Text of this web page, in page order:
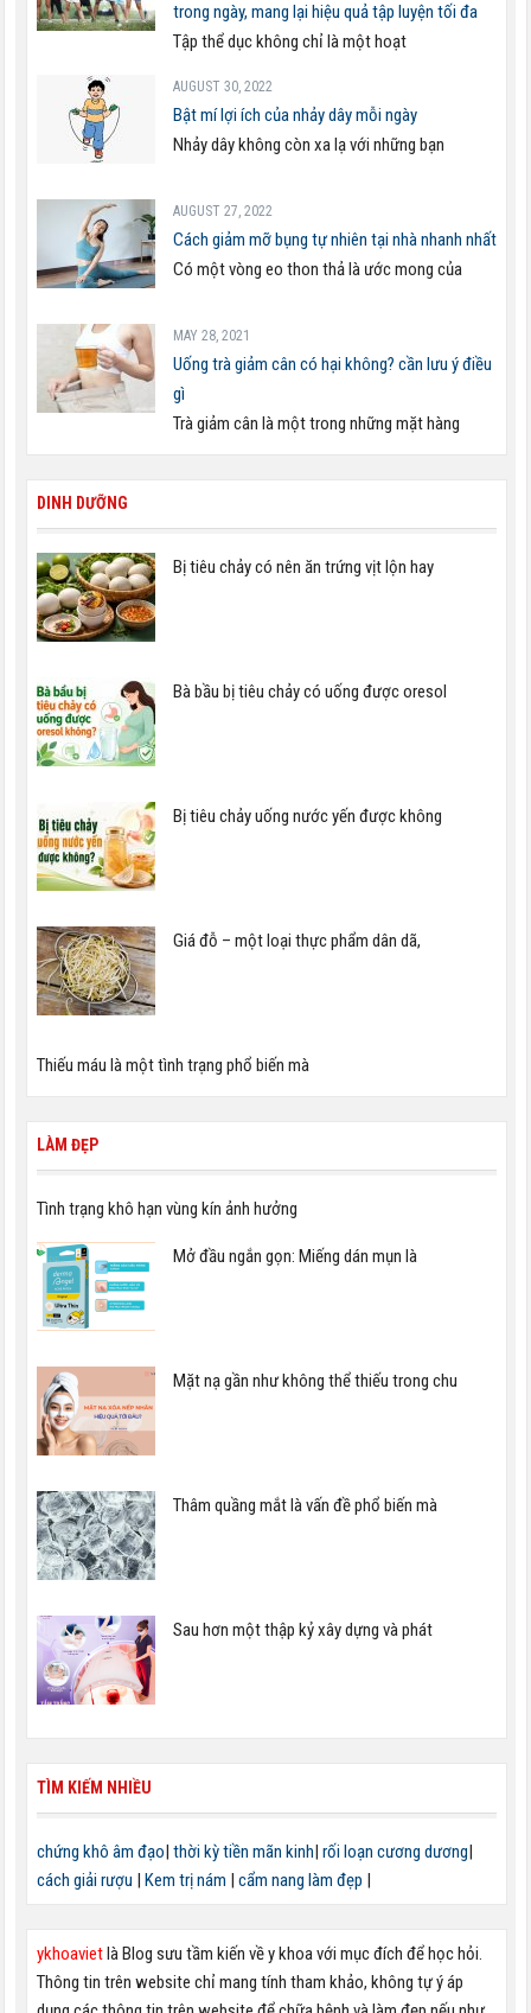
trong ngày, mang lại hiệu quả tập luyện tối đa
Tập thể dục không chỉ là một hoạt
AUGUST 30, 2022
Bật mí lợi ích của nhảy dây mỗi ngày
Nhảy dây không còn xa lạ với những bạn
AUGUST 27, 2022
Cách giảm mỡ bụng tự nhiên tại nhà nhanh nhất
Có một vòng eo thon thả là ước mong của
MAY 28, 2021
Uống trà giảm cân có hại không? cần lưu ý điều
gì
Trà giảm cân là một trong những mặt hàng
DINH DƯỠNG
Bị tiêu chảy có nên ăn trứng vịt lộn hay
Bà bầu bị tiêu chảy có uống được oresol
Bị tiêu chảy uống nước yến được không
Giá đỗ – một loại thực phẩm dân dã,
Thiếu máu là một tình trạng phổ biến mà
LÀM ĐẸP
Tình trạng khô hạn vùng kín ảnh hưởng
Mở đầu ngắn gọn: Miếng dán mụn là
Mặt nạ gần như không thể thiếu trong chu
Thâm quầng mắt là vấn đề phổ biến mà
Sau hơn một thập kỷ xây dựng và phát
TÌM KIẾM NHIỀU
chứng khô âm đạo| thời kỳ tiền mãn kinh| rối loạn cương dương|
cách giải rượu | Kem trị nám | cẩm nang làm đẹp |
ykhoavietlà Blog sưu tầm kiến về y khoa với mục đích để học hỏi.
Thông tin trên website chỉ mang tính tham khảo, không tự ý áp